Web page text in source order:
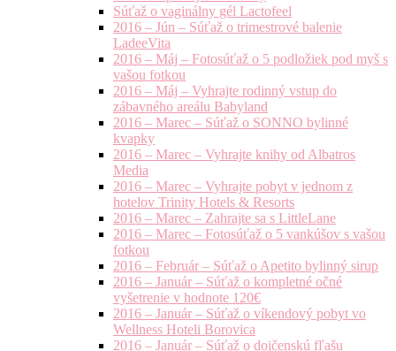
Súťaž o vaginálny gél Lactofeel
2016 – Jún – Súťaž o trimestrové balenie
LadeeVita
2016 – Máj – Fotosúťaž o 5 podložiek pod myš s
vašou fotkou
2016 – Máj – Vyhrajte rodinný vstup do
zábavného areálu Babyland
2016 – Marec – Súťaž o SONNO bylinné
kvapky
2016 – Marec – Vyhrajte knihy od Albatros
Media
2016 – Marec – Vyhrajte pobyt v jednom z
hotelov Trinity Hotels & Resorts
2016 – Marec – Zahrajte sa s LittleLane
2016 – Marec – Fotosúťaž o 5 vankúšov s vašou
fotkou
2016 – Február – Súťaž o Apetito bylinný sirup
2016 – Január – Súťaž o kompletné očné
vyšetrenie v hodnote 120€
2016 – Január – Súťaž o víkendový pobyt vo
Wellness Hoteli Borovica
2016 – Január – Súťaž o dojčenskú fľašu